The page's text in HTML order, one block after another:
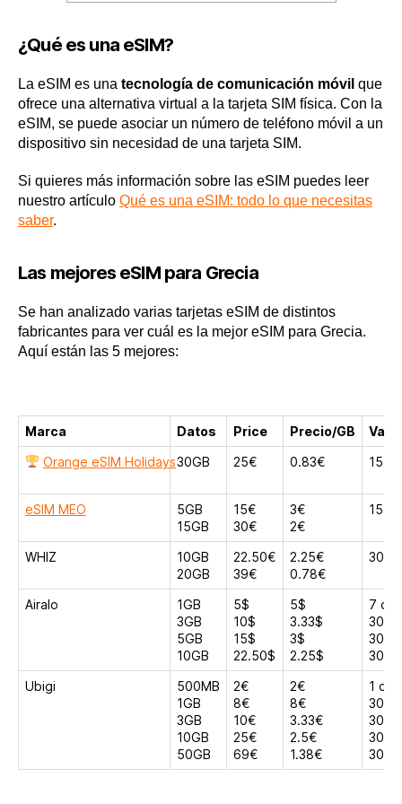
¿Qué es una eSIM?
La eSIM es una tecnología de comunicación móvil que
ofrece una alternativa virtual a la tarjeta SIM física. Con la
eSIM, se puede asociar un número de teléfono móvil a un
dispositivo sin necesidad de una tarjeta SIM.
Si quieres más información sobre las eSIM puedes leer
nuestro artículo Qué es una eSIM: todo lo que necesitas
saber.
Las mejores eSIM para Grecia
Se han analizado varias tarjetas eSIM de distintos
fabricantes para ver cuál es la mejor eSIM para Grecia.
Aquí están las 5 mejores:
Marca Datos Price Precio/GB
Orange eSIM Holidays30GB 25€ 0.83€ 15
eSIM MEO
5GB
15GB
15€
30€
3€
2€
15
WHIZ
10GB
20GB
22.50€
39€
2.25€
0.78€
30
Airalo
1GB
3GB
5GB
10GB
5$
10$
15$
22.50$
5$
3.33$
3$
2.25$
7
30
30
30
Ubigi
500MB
1GB
3GB
10GB
50GB
2€
8€
10€
25€
69€
2€
8€
3.33€
2.5€
1.38€
1 día
30
30
30
30